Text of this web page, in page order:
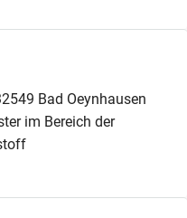
Bad Oeynhausen
im Bereich der